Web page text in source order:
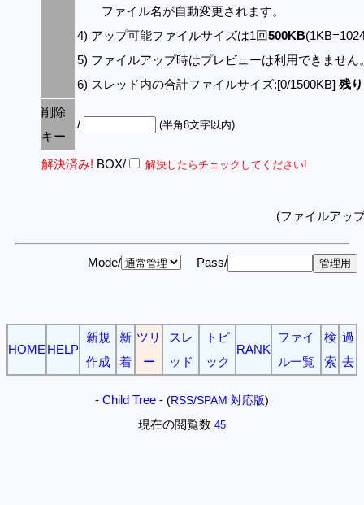
ファイル名が自動変更されます。
4) アップ可能ファイルサイズは1回500KB
5) ファイルアップ時はプレビューは利用できません
6) スレッド内の合計ファイルサイズ:[0/1500KB] 残
削除
キー
/ (半角8文字以内)
解決済み! BOX/ 解決したらチェックしてください!
(ファイルアッ
Mode/ Pass/
HOME HELP
新規
作成
新
着
ツリ
ー
スレ
ッド
トピ
ック
RANK
ファイ
ル一覧
検
索
過
去
- Child Tree - (RSS/SPAM 対応版)
現在の閲覧数 45